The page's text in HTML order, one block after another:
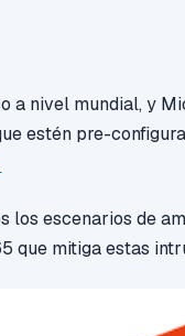
a nivel mundial, y
estén pre-
los escenarios de
que mitiga estas